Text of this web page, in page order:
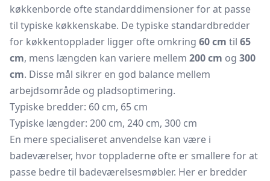
køkkenborde ofte standarddimensioner for at passe
til typiske køkkenskabe. De typiske standardbredder
for køkkentopplader ligger ofte omkring 60 cm til 65
cm, mens længden kan variere mellem 200 cm og 300
cm. Disse mål sikrer en god balance mellem
arbejdsområde og pladsoptimering.
Typiske bredder: 60 cm, 65 cm
Typiske længder: 200 cm, 240 cm, 300 cm
En mere specialiseret anvendelse kan være i
badeværelser, hvor toppladerne ofte er smallere for at
passe bedre til badeværelsesmøbler. Her er bredder